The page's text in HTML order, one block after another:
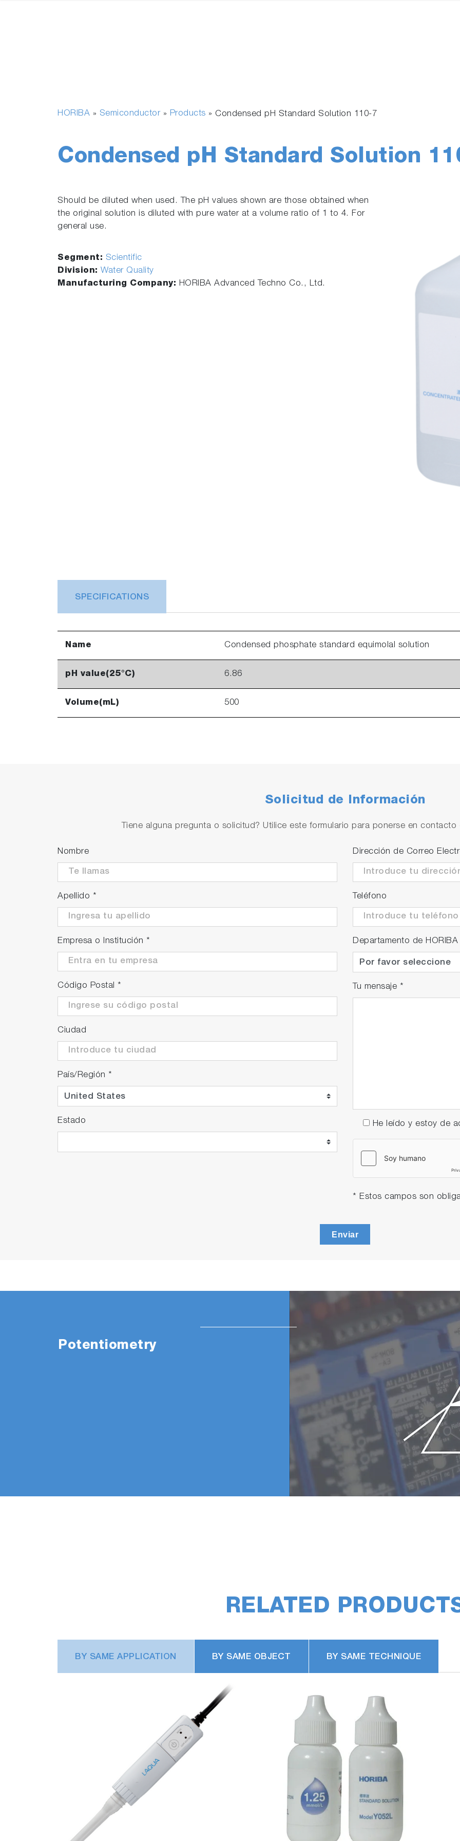
HORIBA » Semiconductor» Products » Condensed pH Standard Solution 110-7
Condensed pH Standard Solution
Should be diluted when used. The pH values shown are those obtained when
the original solution is diluted with pure water at a volume ratio of 1 to 4. For
general use.
Segment: Scientific
Division: Water Quality
Manufacturing Company: HORIBA Advanced Techno Co., Ltd.
SPECIFICATIONS
Name Condensed phosphate standard equimolal solution
pH value(25°C) 6.86
Volume(mL) 500
Solicitud de Información
Tiene alguna pregunta o solicitud? Utilice este formulario para ponerse en
Nombre
Apellido *
Empresa o Institución *
Código Postal *
Ciudad
País/Región *
Estado
Dirección de Correo
Teléfono
Departamento de HORIBA
Tu mensaje *
He leído y estoy de
* Estos campos son
Enviar
Potentiometry
RELATED
BY SAME APPLICATION BY SAME OBJECT BY SAME TECHNIQUE